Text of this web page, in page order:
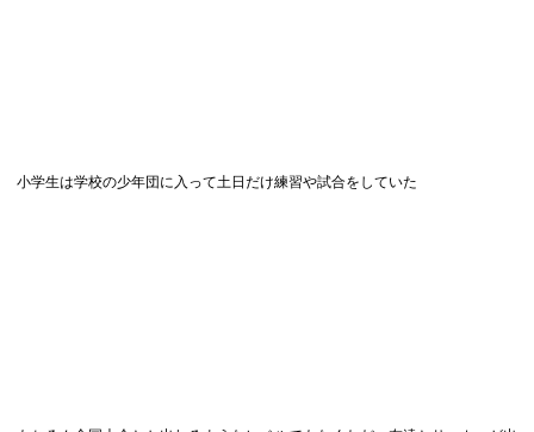
小学生は学校の少年団に入って土日だけ練習や試合をしていた